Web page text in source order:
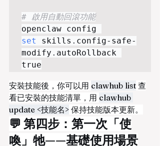
# 啟用自動回滾功能
set
skills . config-safe-
modify . autoRollback
true
安裝技能後，你可以用 clawhub list 查
看已安裝的技能清單，用 clawhub
update <技能名> 保持技能版本更新。
💬 第四步：第一次「使
喚」牠——基礎使用場景